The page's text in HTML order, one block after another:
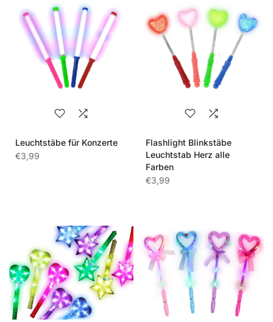
Leuchtstäbe für Konzerte
€3,99
Flashlight Blinkstäbe
Leuchtstab Herz alle
Farben
€3,99